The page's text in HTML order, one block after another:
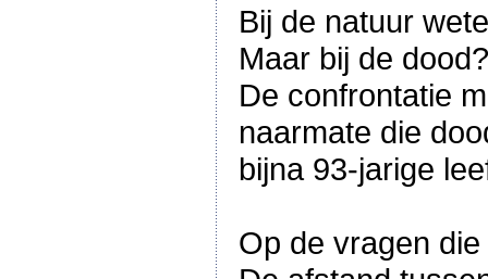
Bij de natuur
Maar bij de
De confrontatie
naarmate die
bijna 93-jarige
Op de vragen